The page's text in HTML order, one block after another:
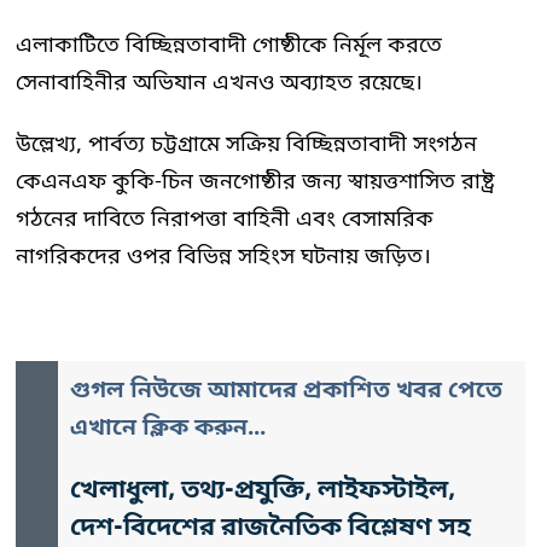
এলাকাটিতে বিচ্ছিন্নতাবাদী গোষ্ঠীকে নির্মূল করতে
সেনাবাহিনীর অভিযান এখনও অব্যাহত রয়েছে।
উল্লেখ্য, পার্বত্য চট্টগ্রামে সক্রিয় বিচ্ছিন্নতাবাদী সংগঠন
কেএনএফ কুকি-চিন জনগোষ্ঠীর জন্য স্বায়ত্তশাসিত রাষ্ট্র
গঠনের দাবিতে নিরাপত্তা বাহিনী এবং বেসামরিক
নাগরিকদের ওপর বিভিন্ন সহিংস ঘটনায় জড়িত।
গুগল নিউজে আমাদের প্রকাশিত খবর পেতে
এখানে ক্লিক করুন...
খেলাধুলা, তথ্য-প্রযুক্তি, লাইফস্টাইল,
দেশ-বিদেশের রাজনৈতিক বিশ্লেষণ সহ